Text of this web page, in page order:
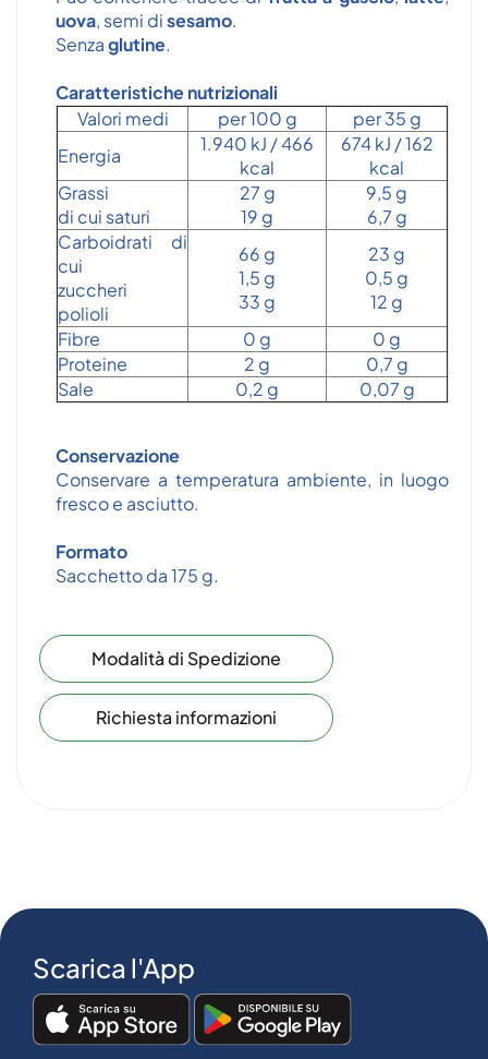
uova, semi disesamo.
Senzaglutine.
Caratteristiche nutrizionali
Valori medi
per 100 g
per 35 g
Energia
1.940 kJ / 466
kcal
674 kJ / 162
kcal
Grassi
di cui saturi
27 g
19 g
9,5 g
6,7 g
Carboidrati di
cui
zuccheri
polioli
66 g
1,5 g
33 g
23 g
0,5 g
12 g
Fibre
0 g
0 g
Proteine
2 g
0,7 g
Sale
0,2 g 0,07 g
Conservazione
Conservare a temperatura ambiente, in luogo
fresco e asciutto.
Formato
Sacchetto da 175 g.
Modalità di Spedizione
Richiesta informazioni
Scarica l'App